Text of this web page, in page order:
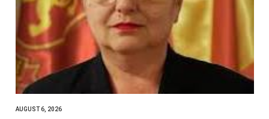
AUGUST 6, 2026